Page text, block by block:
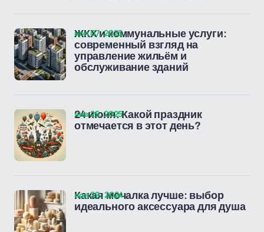
ЖКХ и коммунальные услуги:
современный взгляд на
управление жильём и
обслуживание зданий
ноя 07, 2025
24 июня: Какой праздник
отмечается в этот день?
янв 25, 2025
Какая мочалка лучше: выбор
идеального аксессуара для душа
ноя 29, 2024